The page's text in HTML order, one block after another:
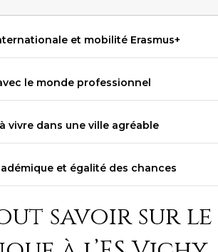
et mobilité Erasmus+
le monde professionnel
vivre dans une ville agréable
et égalité des chances
savoir sur le